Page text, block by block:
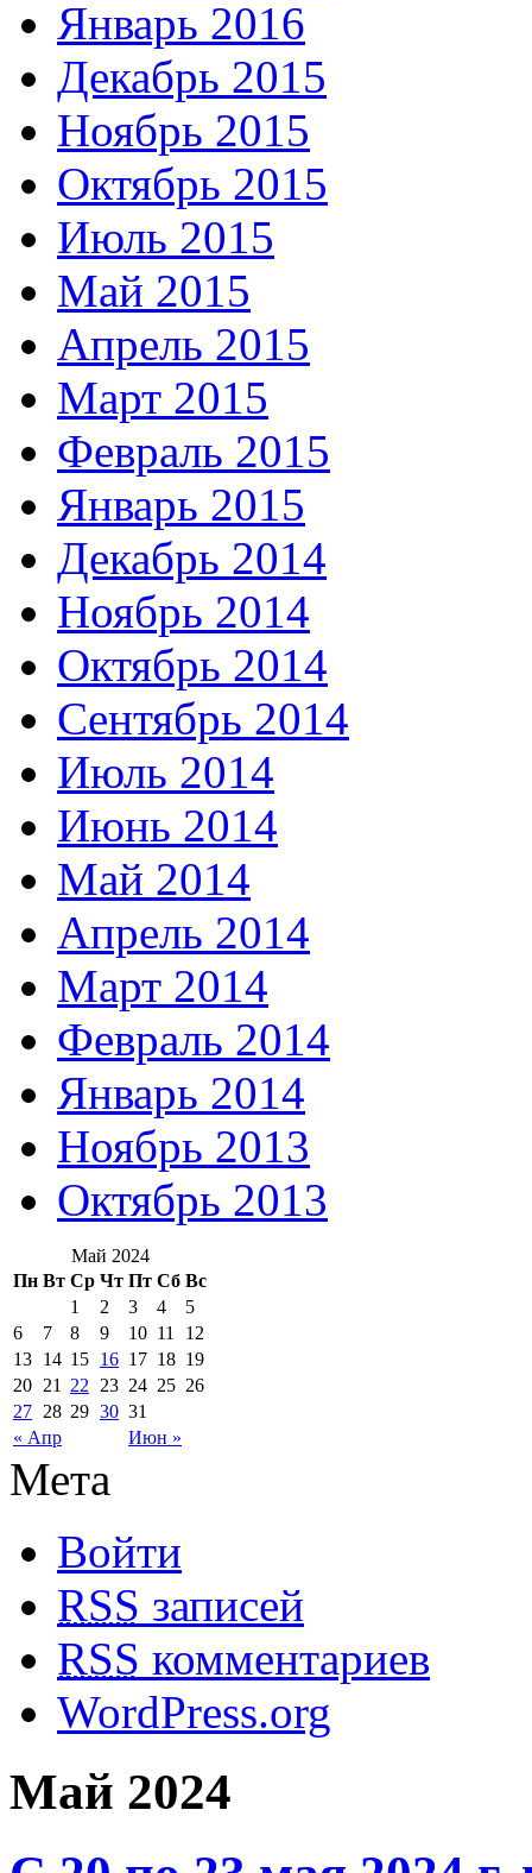
Январь 2016
Декабрь 2015
Ноябрь 2015
Октябрь 2015
Июль 2015
Май 2015
Апрель 2015
Март 2015
Февраль 2015
Январь 2015
Декабрь 2014
Ноябрь 2014
Октябрь 2014
Сентябрь 2014
Июль 2014
Июнь 2014
Май 2014
Апрель 2014
Март 2014
Февраль 2014
Январь 2014
Ноябрь 2013
Октябрь 2013
Май 2024
Пн Вт Ср Чт Пт Сб Вс
« Апр Июн »
1 2 3 4
5
6
7 8 9 10 11
12
13 14 15 16 17 18 19
20 21 22 23 24 25 26
27 28 29 30 31
Мета
Войти
RSS записей
RSS комментариев
WordPress.org
Май 2024